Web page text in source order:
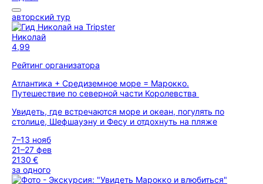
авторский тур
Николай
4,99
Рейтинг организатора
Атлантика + Средиземное море = Марокко.
Путешествие по северной части Королевства
Увидеть, где встречаются море и океан, погулять по
столице, Шефшауэну и Фесу и отдохнуть на пляже
7–13 нояб
21–27 фев
2130 €
за одного